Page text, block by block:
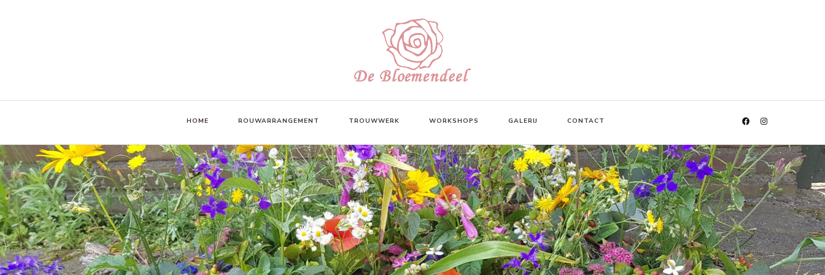
HOME ROUWARRANGEMENT TROUWWERK WORKSHOPS GALERIJ CONTACT